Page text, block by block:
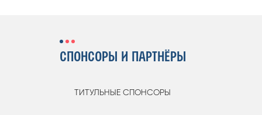
СПОНСОРЫ И ПАРТНЁРЫ
ТИТУЛЬНЫЕ СПОНСОРЫ